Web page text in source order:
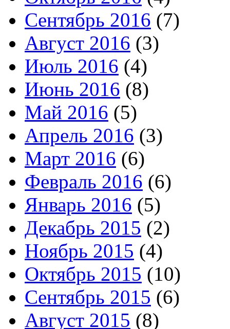
Сентябрь 2016 (7)
Август 2016 (3)
Июль 2016 (4)
Июнь 2016 (8)
Май 2016 (5)
Апрель 2016 (3)
Март 2016 (6)
Февраль 2016 (6)
Январь 2016 (5)
Декабрь 2015 (2)
Ноябрь 2015 (4)
Октябрь 2015 (10)
Сентябрь 2015 (6)
Август 2015 (8)